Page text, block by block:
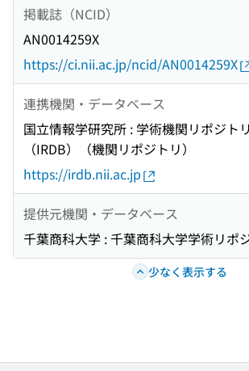
掲載誌（NCID）
AN0014259X
https://ci.nii.ac.jp/ncid/AN0014259X
連携機関・データベース
国立情報学研究所 : 学術機関リポジト
（IRDB）（機関リポジトリ）
https://irdb.nii.ac.jp
提供元機関・データベース
千葉商科大学 : 千葉商科大学学術リポ
少なく表示する